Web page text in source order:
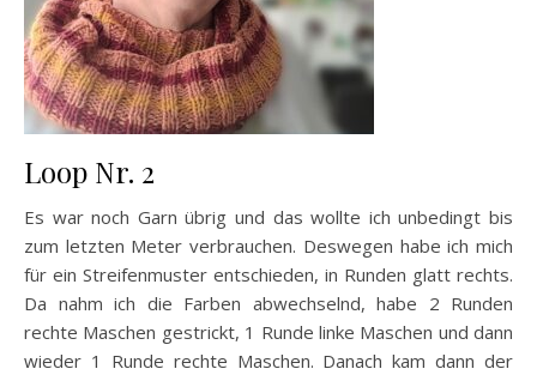
Loop Nr. 2
Es war noch Garn übrig und das wollte ich unbedingt bis
zum letzten Meter verbrauchen. Deswegen habe ich mich
für ein Streifenmuster entschieden, in Runden glatt rechts.
Da nahm ich die Farben abwechselnd, habe 2 Runden
rechte Maschen gestrickt, 1 Runde linke Maschen und dann
wieder 1 Runde rechte Maschen. Danach kam dann der